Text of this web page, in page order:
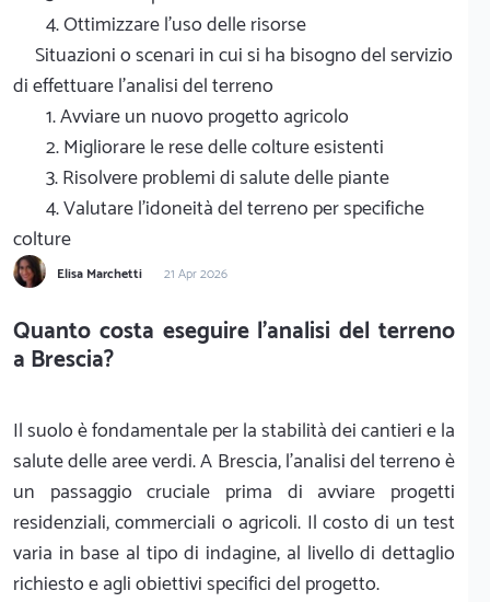
4. Ottimizzare l'uso delle risorse
Situazioni o scenari in cui si ha bisogno del servizio
di effettuare l'analisi del terreno
1. Avviare un nuovo progetto agricolo
2. Migliorare le rese delle colture esistenti
3. Risolvere problemi di salute delle piante
4. Valutare l'idoneità del terreno per specifiche
colture
Elisa Marchetti 21 Apr 2026
Quanto costa eseguire l'analisi del terreno
a Brescia?
Il suolo è fondamentale per la stabilità dei cantieri e la
salute delle aree verdi. A Brescia, l'analisi del terreno è
un passaggio cruciale prima di avviare progetti
residenziali, commerciali o agricoli. Il costo di un test
varia in base al tipo di indagine, al livello di dettaglio
richiesto e agli obiettivi specifici del progetto.